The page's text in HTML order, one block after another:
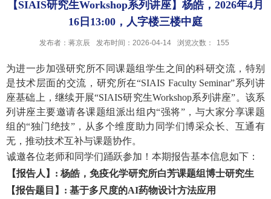
【SIAIS研究生Workshop系列讲座】杨皓，2026年4月
16日13:00，人字楼三楼中庭
发布者：蒋京辰 发布时间：2026-04-14 浏览次数： 155
为进一步加强研究所不同课题组学生之间的科研交流，特别
是技术层面的交流，研究所在“SIAIS Faculty Seminar”系列讲
座基础上，继续开展“SIAIS研究生Workshop系列讲座”。该系
列讲座主要邀请各课题组派出组内“强将”，与大家分享课题
组的“独门绝技”，从多个维度助力同学们博采众长、互通有
无，推动技术互补与课题协作。
诚邀各位老师和同学们踊跃参加！本期报告基本信息如下：
【报告人】: 杨皓，免疫化学研究所白芳课题组博士研究生
【报告题目】: 基于多尺度的AI药物设计方法应用